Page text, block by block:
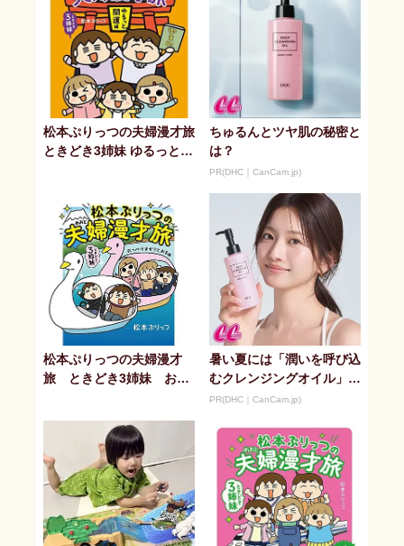
松本ぷりっつの夫婦漫才旅
ときどき3姉妹 ゆるっと開
ちゅるんとツヤ肌の秘密と
は？
PR(DHC｜CanCam.jp)
松本ぷりっつの夫婦漫才
旅 ときどき3姉妹 おっ
暑い夏には「潤いを呼び込
むクレンジングオイル」が
最適！
PR(DHC｜CanCam.jp)